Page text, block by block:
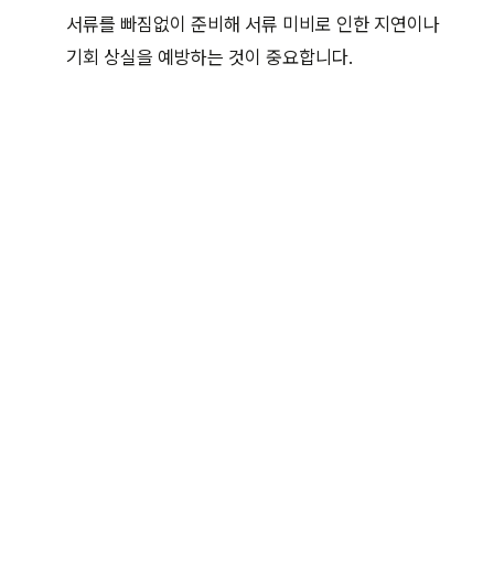
서류를 빠짐없이 준비해 서류 미비로 인한 지연이나
기회 상실을 예방하는 것이 중요합니다.